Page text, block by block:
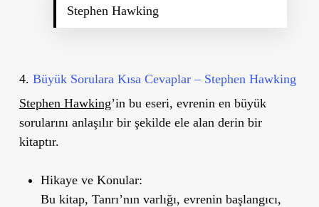
Stephen Hawking
4. Büyük Sorulara Kısa Cevaplar – Stephen Hawking
Stephen Hawking’in bu eseri, evrenin en büyük
sorularını anlaşılır bir şekilde ele alan derin bir
kitaptır.
Hikaye ve Konular:
Bu kitap, Tanrı’nın varlığı, evrenin başlangıcı,